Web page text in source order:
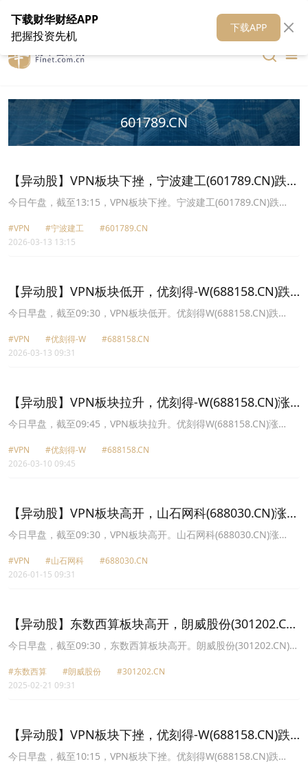
在线客服 关于我们 财华媒体矩阵 财华智库
601789.CN
【异动股】VPN板块下挫，宁波建工(601789.CN)跌
9.09%
今日午盘，截至13:15，VPN板块下挫。宁波建工(601789.CN)跌
(600602.CN)跌6.52%报20.78元，光环新网(300383.CN)跌6.45%报
15.38元，二六三(002467.CN)跌6.23%报6.92元，北信源
#VPN #宁波建工
#601789.CN
2026-03-13 13:15
【异动股】VPN板块低开，优刻得-W(688158.CN)跌
5.7%
今日早盘，截至09:30，VPN板块低开。优刻得W(688158.CN)跌
(601789.CN)跌3.88%报7.19元，光环新网(300383.CN)跌3.04%报
15.94元，云赛智联(600602.CN)跌2.79%报21.61元，二六三
#VPN #优刻得-W
#688158.CN
2026-03-13 09:31
【异动股】VPN板块拉升，优刻得-W(688158.CN)涨
12.19%
今日早盘，截至09:45，VPN板块拉升。优刻得W(688158.CN)涨
六三(002467.CN)涨10.00%报7.59元，天融信(002212.CN)涨9.96%
报9.16元，宁波建工(601789.CN)涨9.93%报6.64元，启明星辰
#VPN #优刻得-W
#688158.CN
2026-03-10 09:45
【异动股】VPN板块高开，山石网科(688030.CN)涨
8.14%
今日早盘，截至09:30，VPN板块高开。山石网科(688030.CN)涨
服(300454.CN)涨5.37%报163.33元，天融信(002212.CN)涨2.96%报
10.43元，迪普科技(300768.CN)涨2.88%报21.06元，电科网安
#VPN #山石网科
#688030.CN
2026-01-15 09:31
【异动股】东数西算板块高开，朗威股份(301202.CN)
涨17.5%
今日早盘，截至09:30，东数西算板块高开。朗威股份(301202.CN)涨
新(600797.CN)涨10.05%报11.39元，数据港(603881.CN)涨10.00%
报40.37元，润建股份(002929.CN)涨9.99%报68.46元，冰轮环境
#东数西算 #朗威股份
#301202.CN
2025-02-21 09:31
【异动股】VPN板块下挫，优刻得-W(688158.CN)跌
5.2%
今日早盘，截至10:15，VPN板块下挫。优刻得W(688158.CN)跌
下载财华财经APP
把握投资先机
下载APP